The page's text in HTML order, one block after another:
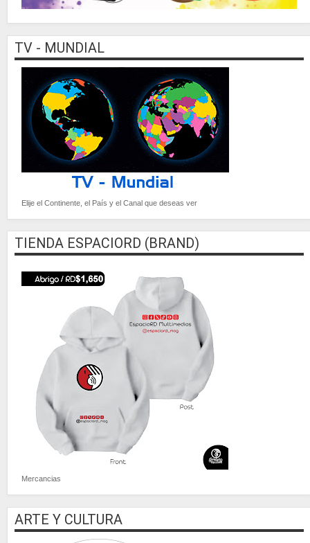
TV - MUNDIAL
Elije el Continente, el País y el Canal que deseas ver
TIENDA ESPACIORD (BRAND)
Mercancias
ARTE Y CULTURA